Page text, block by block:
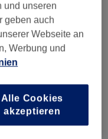
Beauty
und unseren
geben auch
Webseite an
Werbung und
Alle Cookies
akzeptieren